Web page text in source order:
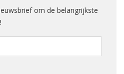
om de belangrijkste